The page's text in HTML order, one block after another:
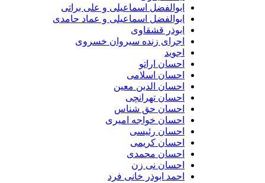
ابوالفضل اسماعیلی و علی براتی
ابوالفضل اسماعیلی و عماد حامدی
ابوذر قشقاوی
اجرای زنده سیروان خسروی
اجوید
احسان اراتو
احسان اسلامی
احسان الدین معین
احسان تهرانچی
احسان حق شناس
احسان خواجه امیری
احسان رئیسی
احسان کریمی
احسان محمدی
احسان نی زن
احمد ابوذر خانی فرد